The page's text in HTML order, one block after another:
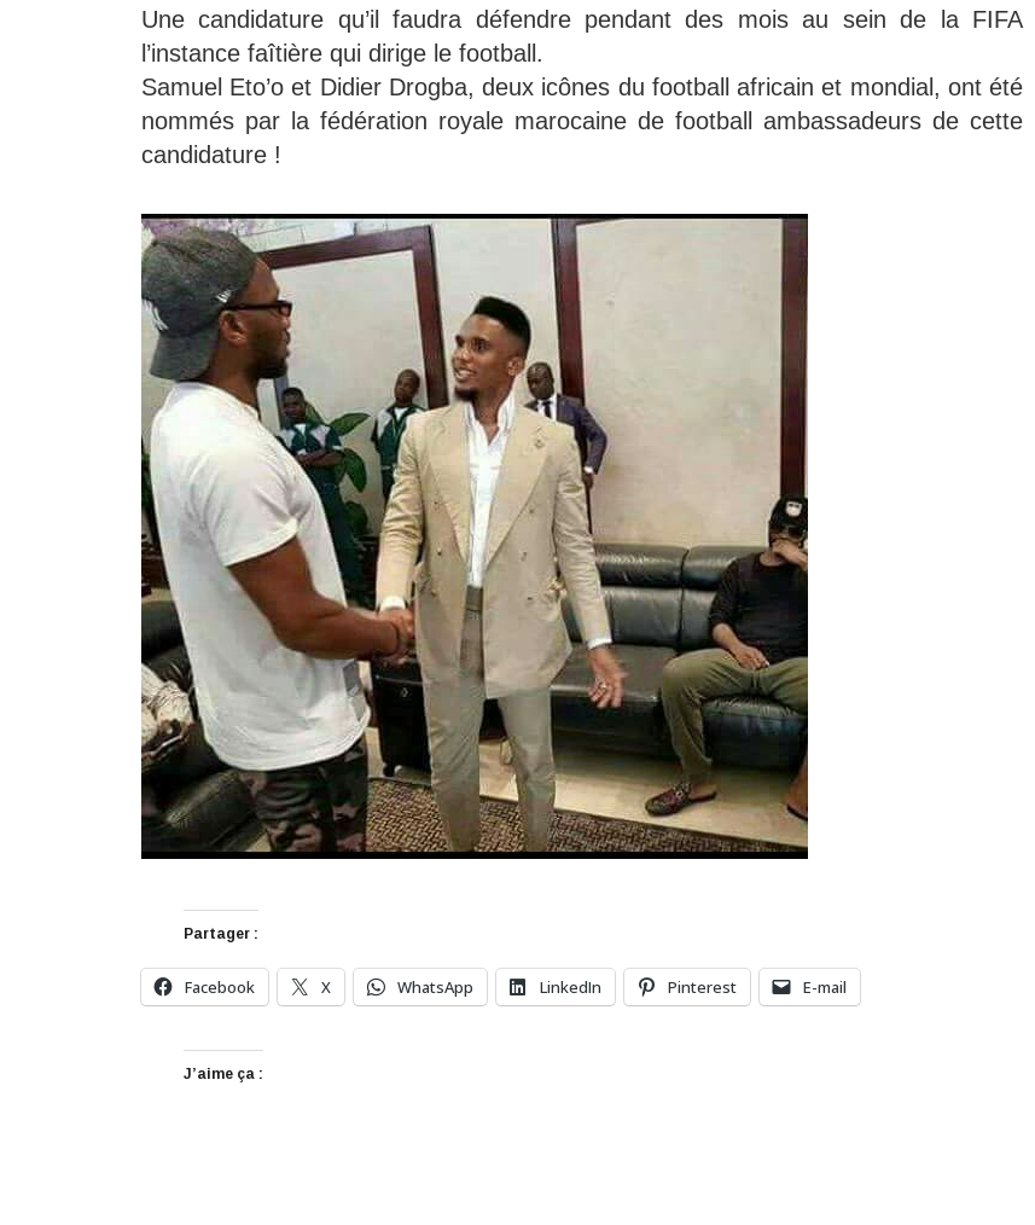
Une candidature qu’il faudra défendre pendant des mois au sein de la FIFA
l’instance faîtière qui dirige le football.
Samuel Eto’o et Didier Drogba, deux icônes du football africain et mondial, ont été
nommés par la fédération royale marocaine de football ambassadeurs de cette
candidature !
Partager :
Facebook X WhatsApp LinkedIn Pinterest E-mail
J’aime ça :